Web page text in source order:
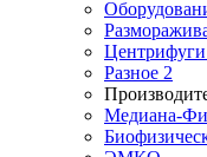
Разное 2
Медиана-